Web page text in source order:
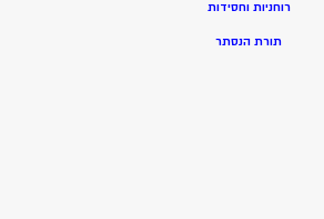
רוחניות וחסידות
תורת הנסתר